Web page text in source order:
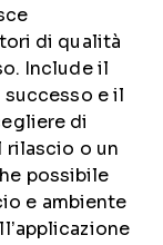
di qualità
Include il
e il
di
rilascio o un
possibile
e ambiente